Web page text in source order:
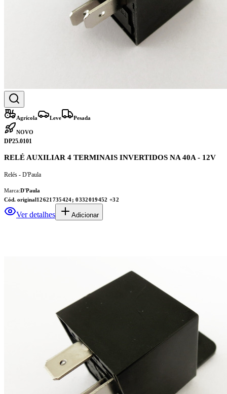
Agrícola Leve Pesada
NOVO
DP25.0101
RELÉ AUXILIAR 4 TERMINAIS INVERTIDOS NA 40A - 12V
Relés - D'Paula
Marca:D'Paula
Cód. original12621735424; 0332019452 +32
Ver detalhes Adicionar